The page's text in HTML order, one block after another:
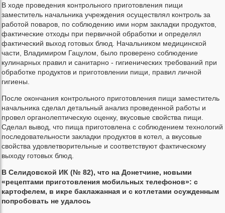
В ходе проведения контрольного приготовления пищи
заместитель начальника учреждения осуществлял контроль за
работой поваров, по соблюдению ими норм закладки продуктов,
фактические отходы при первичной обработки и определял
фактический выход готовых блюд. Начальником медицинской
части, Владимиром Гацулом, было проверено соблюдение
кулинарных правил и санитарно - гигиенических требований при
обработке продуктов и приготовлении пищи, правил личной
гигиены.
После окончания контрольного приготовления пищи заместитель
начальника сделал детальный анализ проведенной работы и
провел органолептическую оценку, вкусовые свойства пищи.
Сделал вывод, что пища приготовлена с соблюдением технологий
последовательности закладки продуктов в котел, а вкусовые
свойства удовлетворительные и соответствуют фактическому
выходу готовых блюд.
В Селидовской ИК (№ 82), что на Донетчине, новыми
«рецептами приготовления мобильных телефонов»: с
картофелем, в икре баклажанная и с котлетами осужденным
попробовать не удалось